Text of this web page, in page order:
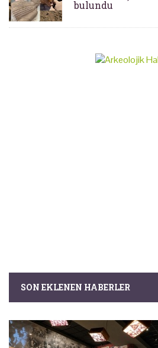
bulundu
SON EKLENEN HABERLER